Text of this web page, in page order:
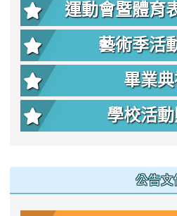
運動會暨體育
藝術季活
畢業
學校活
公告文